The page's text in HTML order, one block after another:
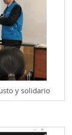
y solidario